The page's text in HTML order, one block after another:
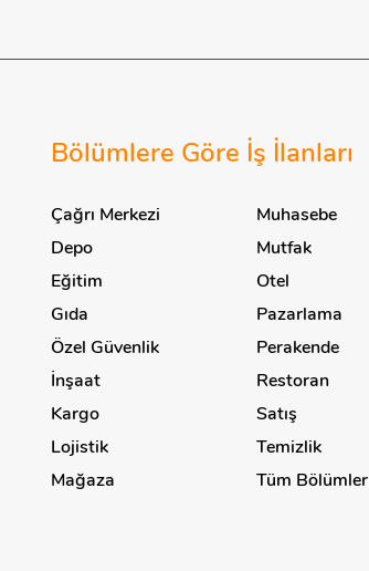
Bölümlere Göre İş İlanları
Çağrı Merkezi
Depo
Eğitim
Gıda
Özel Güvenlik
İnşaat
Kargo
Lojistik
Mağaza
Muhasebe
Mutfak
Otel
Pazarlama
Perakende
Restoran
Satış
Temizlik
Tüm Bölümler